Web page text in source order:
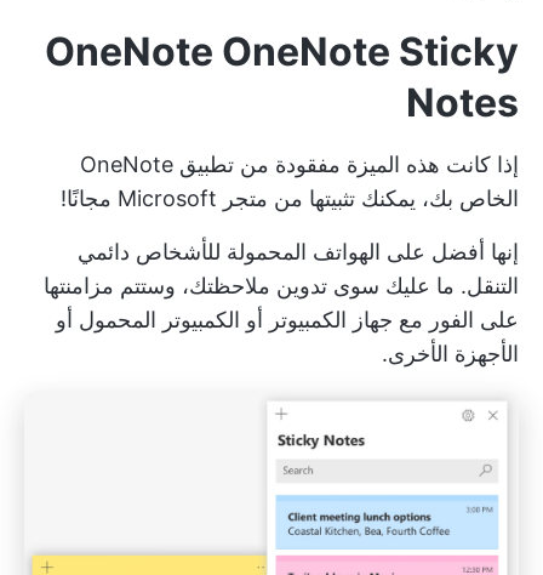
OneNote OneNote Sticky
Notes
إذا كانت هذه الميزة مفقودة من تطبيق OneNote
الخاص بك، يمكنك تثبيتها من متجر Microsoft مجانًا!
إنها أفضل على الهواتف المحمولة للأشخاص دائمي
التنقل. ما عليك سوى تدوين ملاحظتك، وستتم مزامنتها
على الفور مع جهاز الكمبيوتر أو الكمبيوتر المحمول أو
الأجهزة الأخرى.